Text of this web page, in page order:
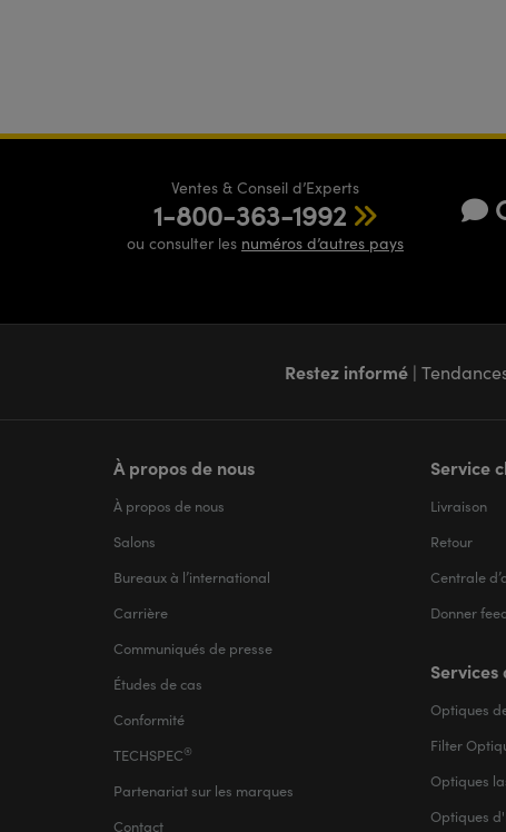
Ventes & Conseil d’Experts
1-800-363-1992
ou consulter les numéros d’autres pays
Restez informé |
À propos de nous
À propos de nous
Salons
Bureaux à l’international
Carrière
Communiqués de presse
Études de cas
Conformité
TECHSPEC®
Partenariat sur les marques
Contact
Service
Livraison
Retour
Centrale
Donner
Optiques
Filter
Optiques
Optiques